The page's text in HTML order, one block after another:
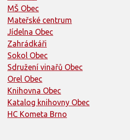
MŠ Obec
Mateřské centrum
Jídelna Obec
Zahrádkáři
Sokol Obec
Sdružení vinařů Obec
Orel Obec
Knihovna Obec
Katalog knihovny Obec
HC Kometa Brno